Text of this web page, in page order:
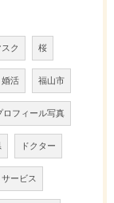
スク 桜
婚活 福山市
ロフィール写真
ドクター
サービス